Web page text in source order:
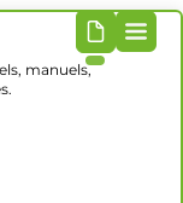
manuels,